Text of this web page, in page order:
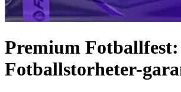
Premium Fotballfest:
Fotballstorheter-